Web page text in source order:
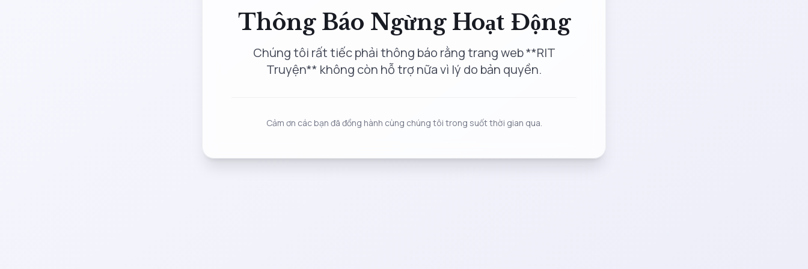
Thông Báo Ngừng Hoạt Động
Chúng tôi rất tiếc phải thông báo rằng trang web **RIT
Truyện** không còn hỗ trợ nữa vì lý do bản quyền.
Cảm ơn các bạn đã đồng hành cùng chúng tôi trong suốt thời gian qua.